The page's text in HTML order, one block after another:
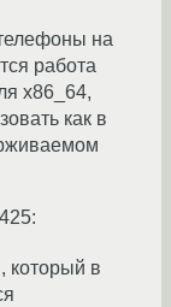
на
работа
x86_64,
как в
который в